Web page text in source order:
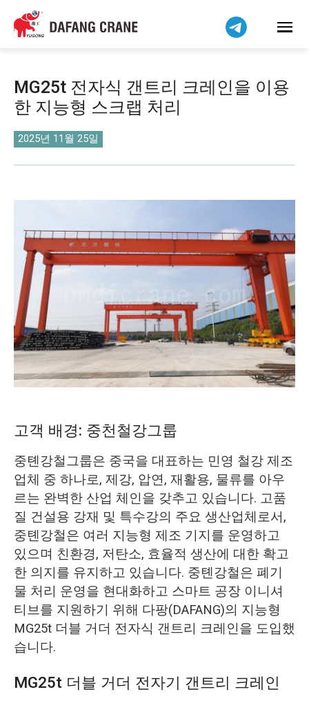
MG25t 전자식 갠트리 크레인을 이용
한 지능형 스크랩 처리
2025년 11월 25일
고객 배경: 중천철강그룹
중톈강철그룹은 중국을 대표하는 민영 철강 제조
업체 중 하나로, 제강, 압연, 재활용, 물류를 아우
르는 완벽한 산업 체인을 갖추고 있습니다. 고품
질 건설용 강재 및 특수강의 주요 생산업체로서,
중톈강철은 여러 지능형 제조 기지를 운영하고
있으며 친환경, 저탄소, 효율적 생산에 대한 확고
한 의지를 유지하고 있습니다. 중톈강철은 폐기
물 처리 운영을 현대화하고 스마트 공장 이니셔
티브를 지원하기 위해 다팡(DAFANG)의 지능형
MG25t 더블 거더 전자식 갠트리 크레인을 도입했
습니다.
MG25t 더블 거더 전자기 갠트리 크레인
Bahasa Indonesia
Bahasa Melayu
বাংলা
فارسی
Pilipino
اردو
Čeština
Беларуская мова
Kiswahili
Dansk
Norsk
O‘zbekcha